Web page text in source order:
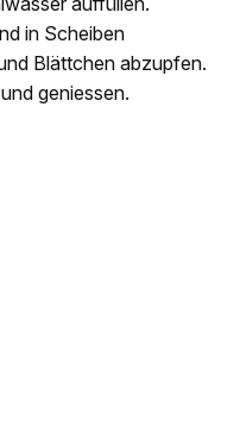
in Scheiben
Blättchen abzupfen.
geniessen.